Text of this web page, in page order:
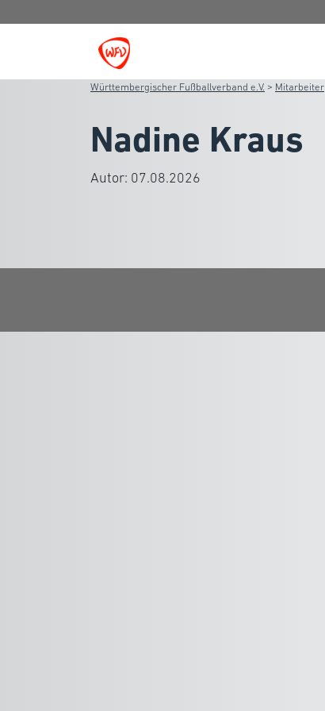
Württembergischer Fußballverband e.V. > Mitarbeiter
Nadine Kraus
Autor: 07.08.2026